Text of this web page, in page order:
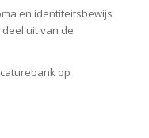
en identiteitsbewijs
uit van de
op